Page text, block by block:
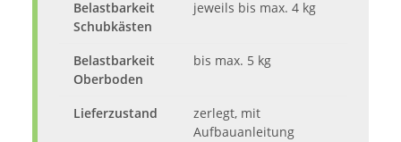
Belastbarkeit
Schubkästen
jeweils bis max. 4 kg
Belastbarkeit
Oberboden
bis max. 5 kg
Lieferzustand
zerlegt, mit
Aufbauanleitung